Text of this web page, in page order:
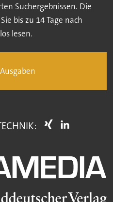
Suchergebnissen. Die
bis zu 14 Tage nach
lesen.